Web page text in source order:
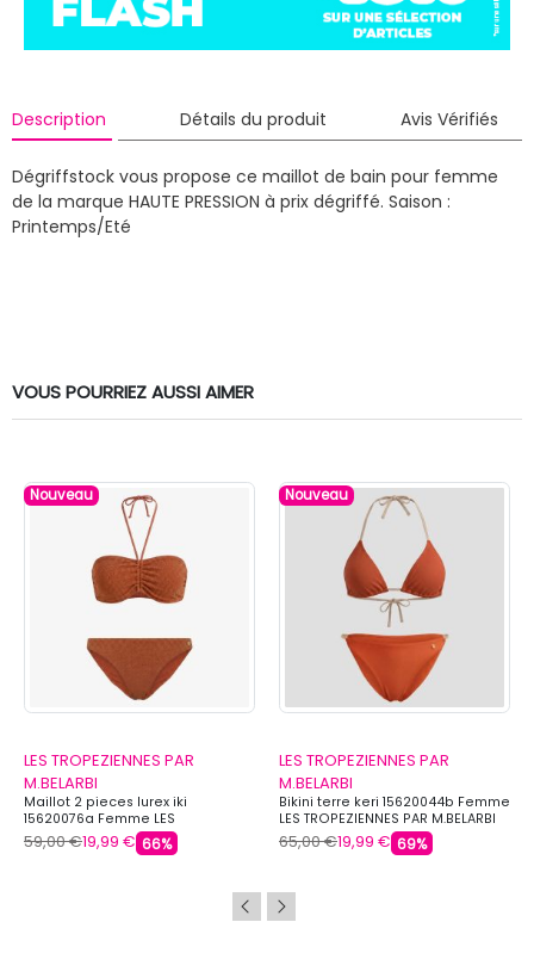
Description Détails du produit Avis Vérifiés
Dégriffstock vous propose ce maillot de bain pour femme
de la marque HAUTE PRESSION à prix dégriffé. Saison :
Printemps/Eté
VOUS POURRIEZ AUSSI AIMER
Nouveau
LES TROPEZIENNES PAR
M.BELARBI
Maillot 2 pieces lurex iki
15620076a Femme LES
TROPEZIENNES PAR M.BELARBI
59,00 €19,99 € 66%
Nouveau
LES TROPEZIENNES PAR
M.BELARBI
Bikini terre keri 15620044b Femme
LES TROPEZIENNES PAR M.BELARBI
65,00 €19,99 € 69%